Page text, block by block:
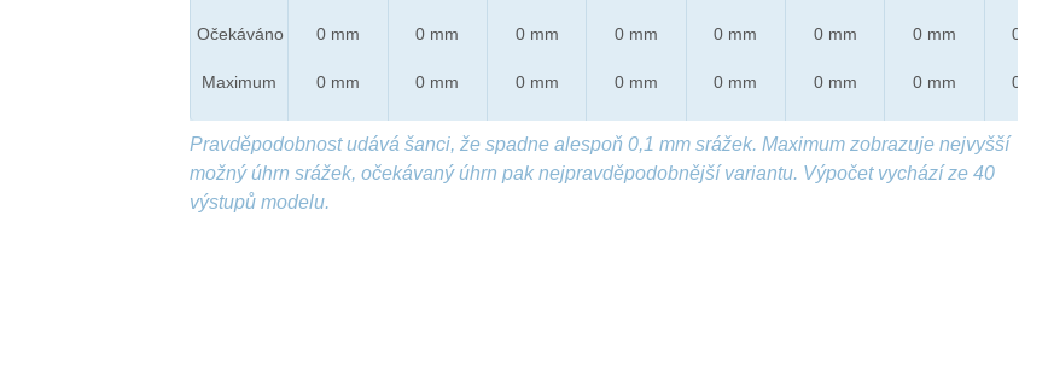
Očekáváno
Maximum
0 mm
0 mm
0 mm
0 mm
0 mm
0 mm
0 mm
0 mm
0 mm
0 mm
0 mm
0 mm
0 mm
0 mm
0 mm
0 mm
Pravděpodobnost udává šanci, že spadne alespoň 0,1 mm srážek. Maximum zobrazuje nejvyšší
možný úhrn srážek, očekávaný úhrn pak nejpravděpodobnější variantu. Výpočet vychází ze 40
výstupů modelu.